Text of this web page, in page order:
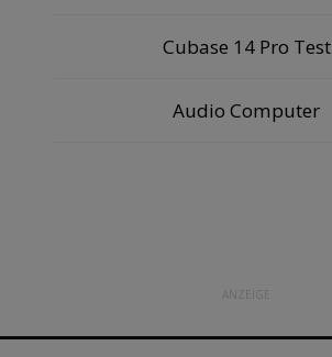
Cubase 14 Pro Test
Audio Computer
ANZEIGE